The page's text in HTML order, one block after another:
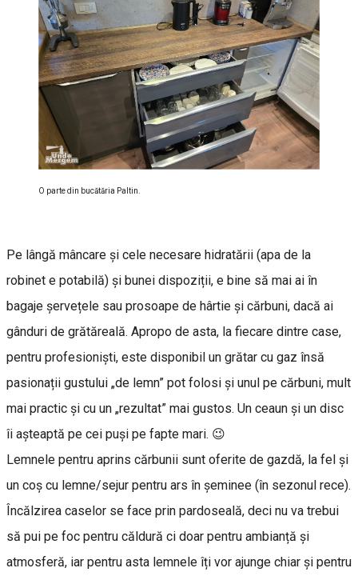
O parte din bucătăria Paltin.
Pe lângă mâncare și cele necesare hidratării (apa de la
robinet e potabilă) și bunei dispoziții, e bine să mai ai în
bagaje șervețele sau prosoape de hârtie și cărbuni, dacă ai
gânduri de grătăreală. Apropo de asta, la fiecare dintre case,
pentru profesioniști, este disponibil un grătar cu gaz însă
pasionații gustului „de lemn” pot folosi și unul pe cărbuni, mult
mai practic și cu un „rezultat” mai gustos. Un ceaun și un disc
îi așteaptă pe cei puși pe fapte mari. 😉
Lemnele pentru aprins cărbunii sunt oferite de gazdă, la fel și
un coș cu lemne/sejur pentru ars în șeminee (în sezonul rece).
Încălzirea caselor se face prin pardoseală, deci nu va trebui
să pui pe foc pentru căldură ci doar pentru ambianță și
atmosferă, iar pentru asta lemnele îți vor ajunge chiar și pentru